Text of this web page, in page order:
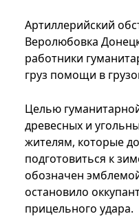
Артиллерийский
Веролюбовка
работники
груз помощи в
Целью
древесных и
жителям, которые
подготовиться к
обозначен
остановило
прицельного удара.